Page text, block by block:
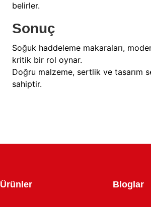
belirler.
Sonuç
Soğuk haddeleme makaraları,
kritik bir rol oynar.
Doğru malzeme, sertlik ve tasarım
sahiptir.
Ürünler Bloglar